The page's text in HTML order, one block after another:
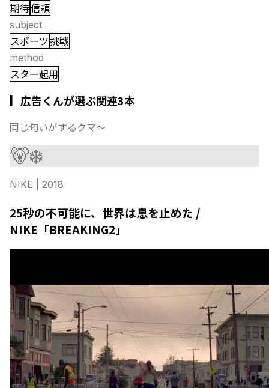
期待信頼
subject
スポーツ挑戦
method
スター起用
▎広告くんが選ぶ関連3本
同じ匂いがするクマ〜
🐻‍❄️
NIKE | 2018
25秒の不可能に、世界は息を止めた /
NIKE「BREAKING2」